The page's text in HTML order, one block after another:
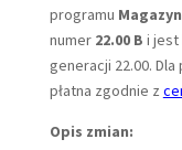
programu
numer 22.00 B i jest
generacji 22.00.
płatna zgodnie z
Opis zmian: